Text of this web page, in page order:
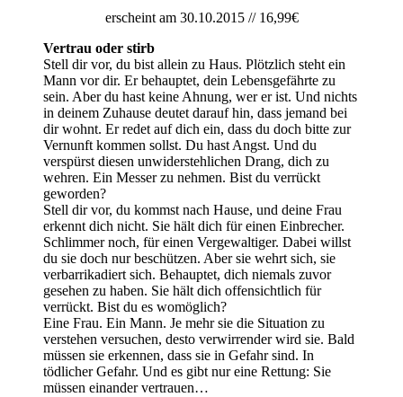
erscheint am 30.10.2015 // 16,99€
Vertrau oder stirb
Stell dir vor, du bist allein zu Haus. Plötzlich steht ein
Mann vor dir. Er behauptet, dein Lebensgefährte zu
sein. Aber du hast keine Ahnung, wer er ist. Und nichts
in deinem Zuhause deutet darauf hin, dass jemand bei
dir wohnt. Er redet auf dich ein, dass du doch bitte zur
Vernunft kommen sollst. Du hast Angst. Und du
verspürst diesen unwiderstehlichen Drang, dich zu
wehren. Ein Messer zu nehmen. Bist du verrückt
geworden?
Stell dir vor, du kommst nach Hause, und deine Frau
erkennt dich nicht. Sie hält dich für einen Einbrecher.
Schlimmer noch, für einen Vergewaltiger. Dabei willst
du sie doch nur beschützen. Aber sie wehrt sich, sie
verbarrikadiert sich. Behauptet, dich niemals zuvor
gesehen zu haben. Sie hält dich offensichtlich für
verrückt. Bist du es womöglich?
Eine Frau. Ein Mann. Je mehr sie die Situation zu
verstehen versuchen, desto verwirrender wird sie. Bald
müssen sie erkennen, dass sie in Gefahr sind. In
tödlicher Gefahr. Und es gibt nur eine Rettung: Sie
müssen einander vertrauen…